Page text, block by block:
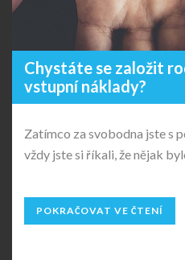
Chystáte se založit
vstupní náklady?
Zatímco za svobodna jste s
vždy jste si říkali, že nějak
POKRAČOVAT VE ČTENÍ